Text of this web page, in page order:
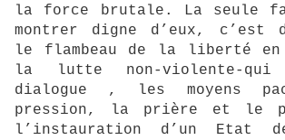
la force brutale. La seule
montrer digne d’eux, c’est
le flambeau de la liberté en
la lutte non-violente-
dialogue , les moyens
pression, la prière et le
l’instauration d’un Etat